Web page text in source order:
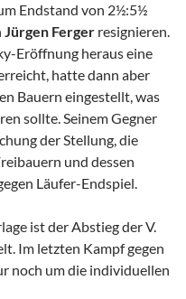
Endstand von 2½:5½
Jürgen Ferger resignieren.
Eröffnung heraus eine
hatte dann aber
Bauern eingestellt, was
sollte. Seinem Gegner
der Stellung, die
und dessen
Läufer-Endspiel.
ist der Abstieg der V.
Im letzten Kampf gegen
noch um die individuellen